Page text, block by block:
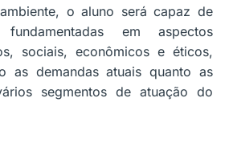
o aluno será capaz de
em aspectos
sociais, econômicos e éticos,
as demandas atuais quanto as
segmentos de atuação do